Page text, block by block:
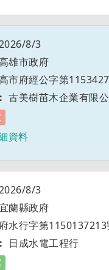
8/3
雄市政府
市府經公字第
古美樹苗木企業有限
資料
8/3
蘭縣政府
府水行字第1150137213
日成水電工程行